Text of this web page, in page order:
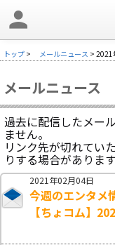
person
トップ > メールニュース > 2021
メールニュース
過去に配信したメー
ません。
リンク先が切れてい
りする場合がありま
2021年02月04日
今週のエンタメ
【ちょコム】